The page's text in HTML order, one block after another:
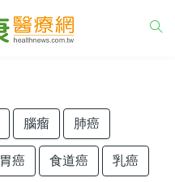
腦瘤 肺癌
胃癌 食道癌 乳癌